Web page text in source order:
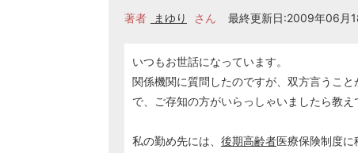
著者 まゆり さん 最終更新日:2009年06月
いつもお世話になっています。
関係機関に質問したのですが、双方言うこ
で、ご存知の方がいらっしゃいましたら教え
私の勤め先には、 後期高齢者医療保険制度